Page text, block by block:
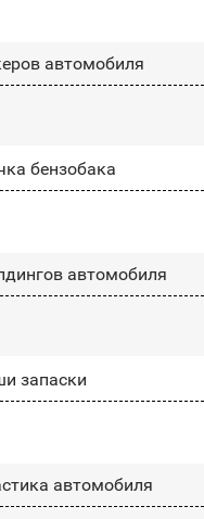
автомобиля
бензобака
автомобиля
запаски
автомобиля